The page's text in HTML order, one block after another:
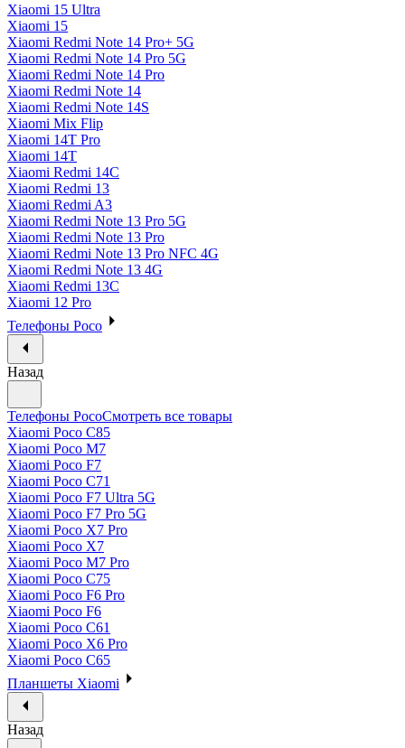
Xiaomi 15 Ultra
Xiaomi 15
Xiaomi Redmi Note 14 Pro+ 5G
Xiaomi Redmi Note 14 Pro 5G
Xiaomi Redmi Note 14 Pro
Xiaomi Redmi Note 14
Xiaomi Redmi Note 14S
Xiaomi Mix Flip
Xiaomi 14T Pro
Xiaomi 14T
Xiaomi Redmi 14C
Xiaomi Redmi 13
Xiaomi Redmi A3
Xiaomi Redmi Note 13 Pro 5G
Xiaomi Redmi Note 13 Pro
Xiaomi Redmi Note 13 Pro NFC 4G
Xiaomi Redmi Note 13 4G
Xiaomi Redmi 13C
Xiaomi 12 Pro
Телефоны Poco
Назад
Телефоны PocoСмотреть все товары
Xiaomi Poco C85
Xiaomi Poco M7
Xiaomi Poco F7
Xiaomi Poco C71
Xiaomi Poco F7 Ultra 5G
Xiaomi Poco F7 Pro 5G
Xiaomi Poco X7 Pro
Xiaomi Poco X7
Xiaomi Poco M7 Pro
Xiaomi Poco C75
Xiaomi Poco F6 Pro
Xiaomi Poco F6
Xiaomi Poco C61
Xiaomi Poco X6 Pro
Xiaomi Poco C65
Планшеты Xiaomi
Назад